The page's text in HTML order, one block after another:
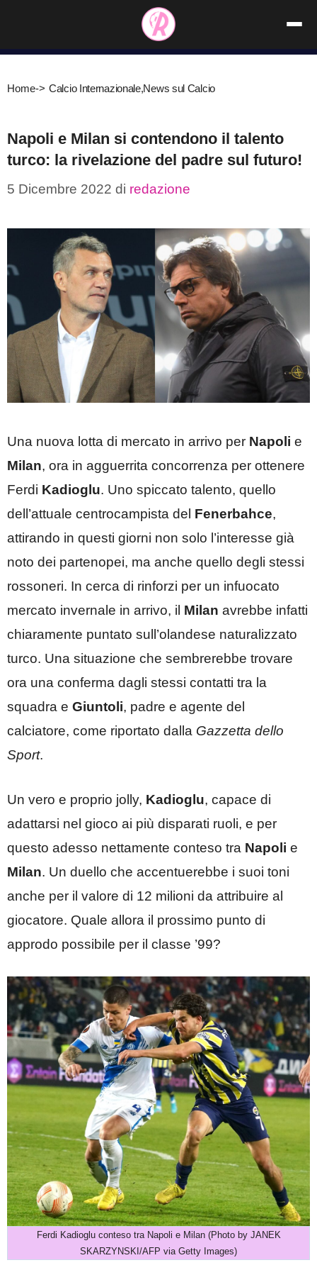
contenuto
Home-> Calcio Internazionale,News sul Calcio
Napoli e Milan si contendono il talento
turco: la rivelazione del padre sul futuro!
5 Dicembre 2022 di redazione
Una nuova lotta di mercato in arrivo per Napoli e
Milan, ora in agguerrita concorrenza per ottenere
Ferdi Kadioglu. Uno spiccato talento, quello
dell’attuale centrocampista del Fenerbahce,
attirando in questi giorni non solo l’interesse già
noto dei partenopei, ma anche quello degli stessi
rossoneri. In cerca di rinforzi per un infuocato
mercato invernale in arrivo, il Milan avrebbe infatti
chiaramente puntato sull’olandese naturalizzato
turco. Una situazione che sembrerebbe trovare
ora una conferma dagli stessi contatti tra la
squadra e Giuntoli, padre e agente del
calciatore, come riportato dalla Gazzetta dello
Sport.
Un vero e proprio jolly, Kadioglu, capace di
adattarsi nel gioco ai più disparati ruoli, e per
questo adesso nettamente conteso tra Napoli e
Milan. Un duello che accentuerebbe i suoi toni
anche per il valore di 12 milioni da attribuire al
giocatore. Quale allora il prossimo punto di
approdo possibile per il classe ’99?
Ferdi Kadioglu conteso tra Napoli e Milan (Photo by JANEK
SKARZYNSKI/AFP via Getty Images)